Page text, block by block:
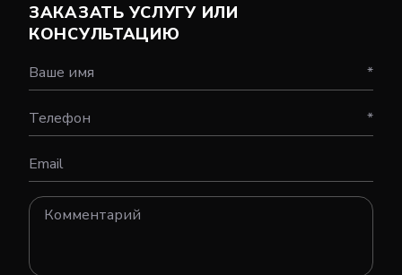
ЗАКАЗАТЬ УСЛУГУ ИЛИ
КОНСУЛЬТАЦИЮ
Ваше имя *
Телефон *
Email